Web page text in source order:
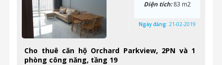
Cho thuê căn hộ Orchard Parkview, 2PN và 1
phòng công năng, tầng 19
Diện tích:83 m2
Ngày đăng: 21-02-2019